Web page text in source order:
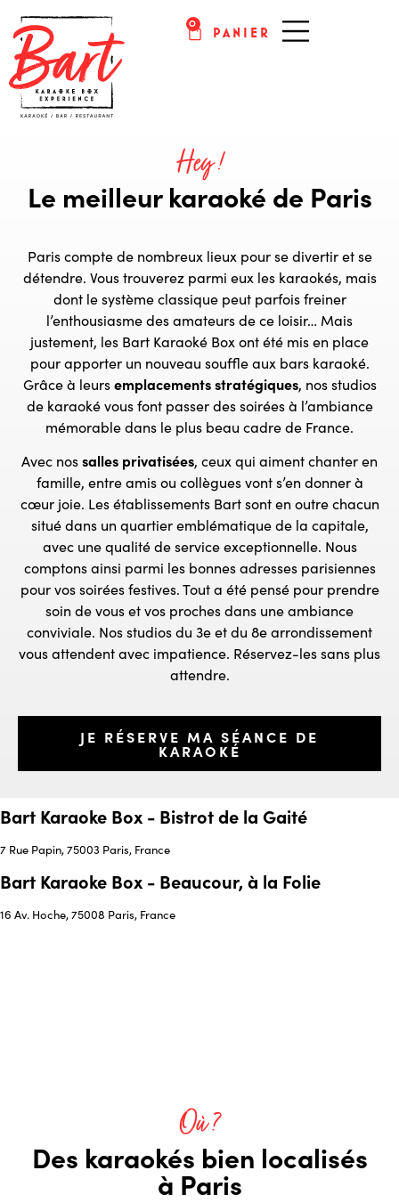
PANIER
0
Hey !
Le meilleur karaoké de Paris
Paris compte de nombreux lieux pour se divertir et se
détendre. Vous trouverez parmi eux les karaokés, mais
dont le système classique peut parfois freiner
l’enthousiasme des amateurs de ce loisir… Mais
justement, les Bart Karaoké Box ont été mis en place
pour apporter un nouveau souffle aux bars karaoké.
Grâce à leursemplacements stratégiques, nos studios
de karaoké vous font passer des soirées à l’ambiance
mémorable dans le plus beau cadre de France.
Avec nossalles privatisées, ceux qui aiment chanter en
famille, entre amis ou collègues vont s’en donner à
cœur joie. Les établissements Bart sont en outre chacun
situé dans un quartier emblématique de la capitale,
avec une qualité de service exceptionnelle. Nous
comptons ainsi parmi les bonnes adresses parisiennes
pour vos soirées festives. Tout a été pensé pour prendre
soin de vous et vos proches dans une ambiance
conviviale. Nos studios du 3e et du 8e arrondissement
vous attendent avec impatience. Réservez-les sans plus
attendre.
JE RÉSERVE MA SÉANCE DE
KARAOKÉ
Bart Karaoke Box - Bistrot de la Gaité
7 Rue Papin, 75003 Paris, France
Bart Karaoke Box - Beaucour, à la Folie
16 Av. Hoche, 75008 Paris, France
Où ?
Des karaokés bien localisés
à Paris